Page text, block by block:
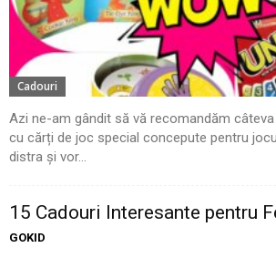
Cadouri
Azi ne-am gândit să vă recomandăm
cu cărți de joc special concepute pentru
distra și vor...
15 Cadouri Interesante pentru
GOKID